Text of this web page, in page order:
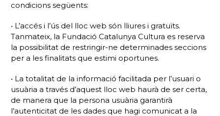
condicions següents:
• L’accés i l’ús del lloc web són lliures i gratuïts.
Tanmateix, la Fundació Catalunya Cultura es reserva
la possibilitat de restringir-ne determinades seccions
per a les finalitats que estimi oportunes.
• La totalitat de la informació facilitada per l’usuari o
usuària a través d’aquest lloc web haurà de ser certa,
de manera que la persona usuària garantirà
l’autenticitat de les dades que hagi comunicat a la